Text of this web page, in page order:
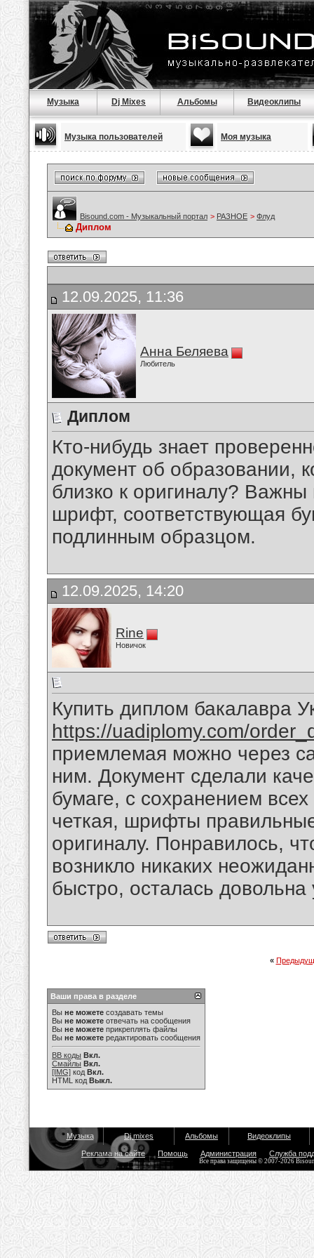
Музыка Dj Mixes Альбомы Видеоклипы
Музыка пользователей Моя музыка
Bisound.com - Музыкальный портал > РАЗНОЕ > Флуд
Диплом
12.09.2025, 11:36
Анна Беляева
Любитель
Диплом
Кто-нибудь знает
документ об образовании,
близко к оригиналу?
шрифт, соответствующая
подлинным образцом.
12.09.2025, 14:20
Rine
Новичок
Купить диплом бакалавра
https://uadiplomy.com/
приемлемая можно через
ним. Документ сделали
бумаге, с сохранением
четкая, шрифты
оригиналу. Понравилось,
возникло никаких
быстро, осталась
«
Ваши права в разделе
Вы не можете создавать темы
Вы не можете отвечать на сообщения
Вы не можете прикреплять файлы
Вы не можете редактировать сообщения
BB коды Вкл.
Смайлы Вкл.
[IMG] код Вкл.
HTML код Выкл.
Музыка Dj mixes Альбомы Видеоклипы
Реклама на сайте Помощь Администрация Служба
Все права защищены © 2007-2026